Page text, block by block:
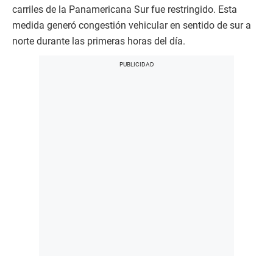
carriles de la Panamericana Sur fue restringido. Esta
medida generó congestión vehicular en sentido de sur a
norte durante las primeras horas del día.